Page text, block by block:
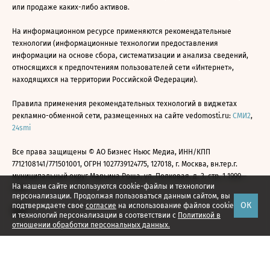
На нашем сайте используются cookie-файлы и технологии
персонализации. Продолжая пользоваться данным сайтом, вы
подтверждаете свое согласие на использование файлов cookie
и технологий персонализации в соответствии с Политикой в
отношении обработки персональных данных.
ОК
или продаже каких-либо активов.
На информационном ресурсе применяются рекомендательные
технологии (информационные технологии предоставления
информации на основе сбора, систематизации и анализа сведений,
относящихся к предпочтениям пользователей сети «Интернет»,
находящихся на территории Российской Федерации).
Правила применения рекомендательных технологий в виджетах
рекламно-обменной сети, размещенных на сайте vedomosti.ru: СМИ2,
24smi
Все права защищены © АО Бизнес Ньюс Медиа, ИНН/КПП
7712108141/771501001, ОГРН 1027739124775, 127018, г. Москва, вн.тер.г.
муниципальный округ Марьина Роща, ул. Полковая, д. 3, стр. 1 1999—
2026